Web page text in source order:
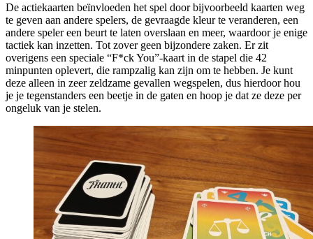
De actiekaarten beïnvloeden het spel door bijvoorbeeld kaarten weg
te geven aan andere spelers, de gevraagde kleur te veranderen, een
andere speler een beurt te laten overslaan en meer, waardoor je enige
tactiek kan inzetten. Tot zover geen bijzondere zaken. Er zit
overigens een speciale “F*ck You”-kaart in de stapel die 42
minpunten oplevert, die rampzalig kan zijn om te hebben. Je kunt
deze alleen in zeer zeldzame gevallen wegspelen, dus hierdoor hou
je je tegenstanders een beetje in de gaten en hoop je dat ze deze per
ongeluk van je stelen.